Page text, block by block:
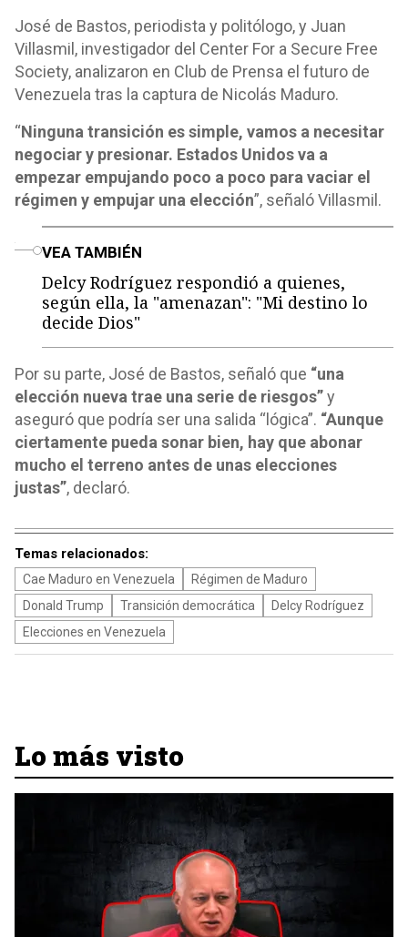
José de Bastos, periodista y politólogo, y Juan
Villasmil, investigador del Center For a Secure Free
Society, analizaron en Club de Prensa el futuro de
Venezuela tras la captura de Nicolás Maduro.
“Ninguna transición es simple, vamos a necesitar
negociar y presionar. Estados Unidos va a
empezar empujando poco a poco para vaciar el
régimen y empujar una elección”, señaló Villasmil.
VEA TAMBIÉN
Delcy Rodríguez respondió a quienes,
según ella, la "amenazan": "Mi destino lo
decide Dios"
Por su parte, José de Bastos, señaló que “una
elección nueva trae una serie de riesgos”y
aseguró que podría ser una salida “lógica”. “Aunque
ciertamente pueda sonar bien, hay que abonar
mucho el terreno antes de unas elecciones
justas”, declaró.
Temas relacionados:
Cae Maduro en Venezuela
Régimen de Maduro
Donald Trump
Transición democrática
Delcy Rodríguez
Elecciones en Venezuela
Lo más visto